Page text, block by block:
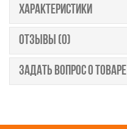
ХАРАКТЕРИСТИКИ
ОТЗЫВЫ (0)
ЗАДАТЬ ВОПРОС О ТОВАРЕ